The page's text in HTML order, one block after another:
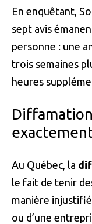
En enquêtant,
sept avis
personne : une
trois semaines
heures
Au Québec, la
le fait de tenir
manière
ou d’une